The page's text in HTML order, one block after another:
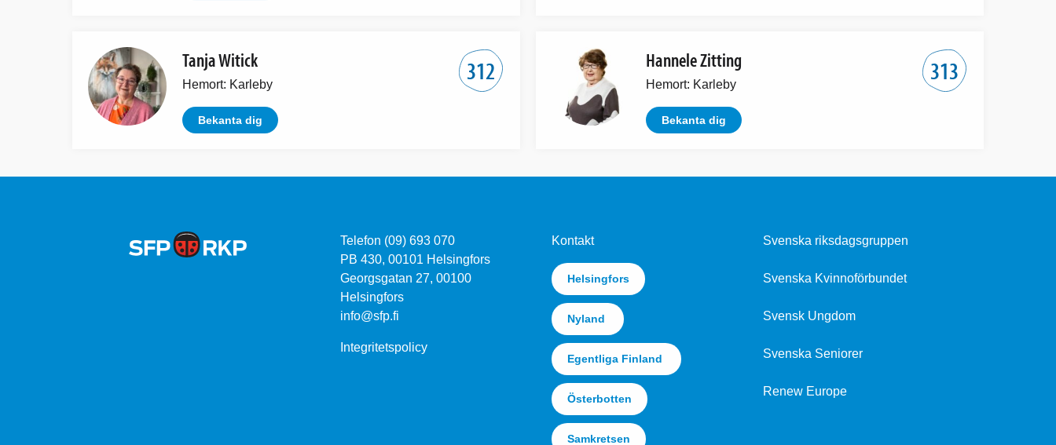
312
Tanja Witick
Hemort: Karleby
Bekanta dig
313
Hannele Zitting
Hemort: Karleby
Bekanta dig
Telefon (09) 693 070
PB 430, 00101 Helsingfors
Georgsgatan 27, 00100
Helsingfors
info@sfp.fi
Integritetspolicy
Kontakt
Helsingfors
Nyland
Egentliga Finland
Österbotten
Samkretsen
Svenska riksdagsgruppen
Svenska Kvinnoförbundet
Svensk Ungdom
Svenska Seniorer
Renew Europe